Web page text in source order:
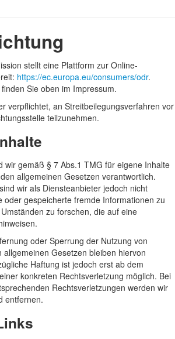
stellt eine Plattform zur Online-
https://ec.europa.eu/consumers/odr.
Sie oben im Impressum.
verpflichtet, an Streitbeilegungsverfahren vor
teilzunehmen.
wir gemäß § 7 Abs.1 TMG für eigene Inhalte
allgemeinen Gesetzen verantwortlich.
wir als Diensteanbieter jedoch nicht
oder gespeicherte fremde Informationen zu
zu forschen, die auf eine
oder Sperrung der Nutzung von
Gesetzen bleiben hiervon
Haftung ist jedoch erst ab dem
konkreten Rechtsverletzung möglich. Bei
Rechtsverletzungen werden wir
entfernen.